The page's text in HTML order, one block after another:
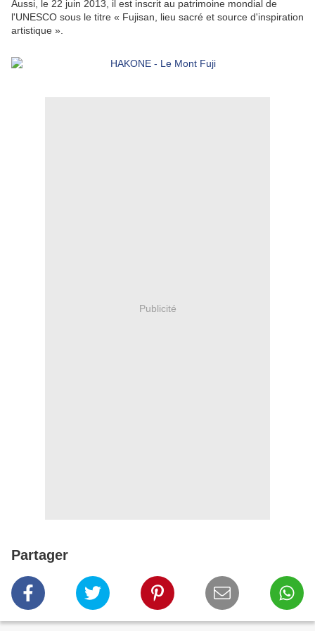
Aussi, le 22 juin 2013, il est inscrit au patrimoine mondial de
l'UNESCO sous le titre « Fujisan, lieu sacré et source d'inspiration
artistique ».
Publicité
Partager